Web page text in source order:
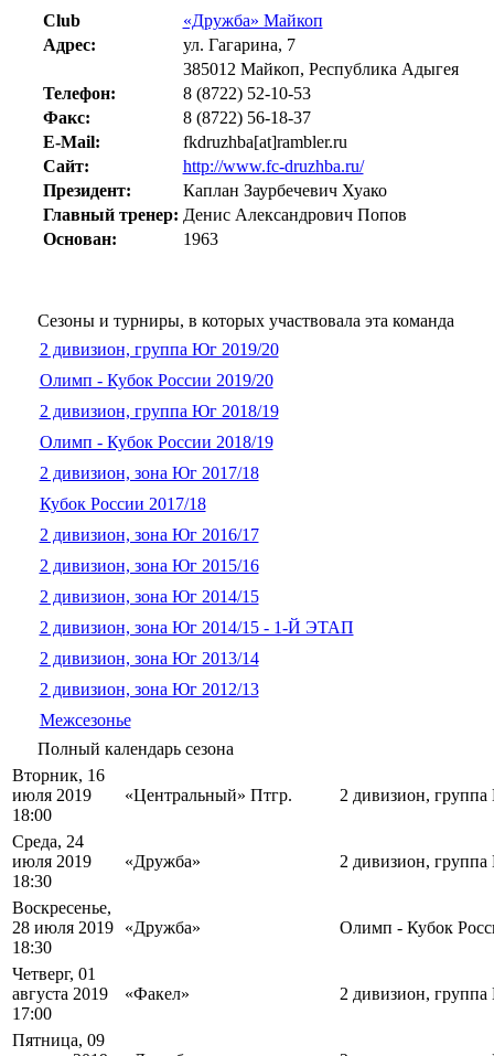
Club
«Дружба» Майкоп
Адрес:
ул. Гагарина, 7
385012 Майкоп, Республика Адыгея
Телефон:
8 (8722) 52-10-53
Факс:
8 (8722) 56-18-37
E-Mail:
fkdruzhba[at]rambler.ru
Сайт:
http://www.fc-druzhba.ru/
Президент:
Каплан Заурбечевич Хуако
Главный тренер: Денис Александрович Попов
Основан:
1963
Сезоны и турниры, в которых участвовала эта команда
2 дивизион, группа Юг 2019/20
Олимп - Кубок России 2019/20
2 дивизион, группа Юг 2018/19
Олимп - Кубок России 2018/19
2 дивизион, зона Юг 2017/18
Кубок России 2017/18
2 дивизион, зона Юг 2016/17
2 дивизион, зона Юг 2015/16
2 дивизион, зона Юг 2014/15
2 дивизион, зона Юг 2014/15 - 1-Й ЭТАП
2 дивизион, зона Юг 2013/14
2 дивизион, зона Юг 2012/13
Межсезонье
Полный календарь сезона
Вторник, 16
июля 2019
18:00
«Центральный» Птгр. 2 дивизион,
Среда, 24
июля 2019
18:30
«Дружба» 2 дивизион,
Воскресенье,
28 июля 2019
18:30
«Дружба» Олимп - Кубок
Четверг, 01
августа 2019
17:00
«Факел» 2 дивизион,
Пятница, 09